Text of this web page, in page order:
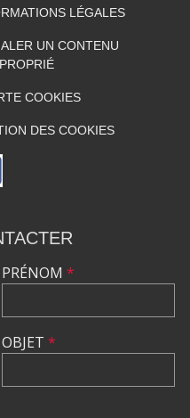
LÉGALES
UN CONTENU
COOKIES
DES COOKIES
PRÉNOM *
OBJET *